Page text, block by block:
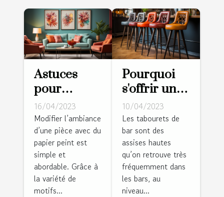
Astuces
pour
modifier
l’ambiance
d’un cadre
avec du
papier
peint
16/04/2023
Modifier l’ambiance
d’une pièce avec du
papier peint est
simple et
abordable. Grâce à
la variété de
motifs...
Pourquoi
s'offrir un
tabouret de
bar ?
10/04/2023
Les tabourets de
bar sont des
assises hautes
qu’on retrouve très
fréquemment dans
les bars, au
niveau...